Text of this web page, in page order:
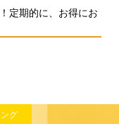
定期的に、お得にお
グ